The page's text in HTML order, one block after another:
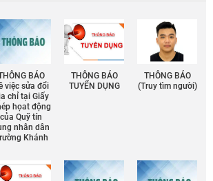
BÁO
việc sửa đổi
chỉ tại Giấy
họat động
của Quỹ tín
nhân dân
Khánh
THÔNG BÁO
TUYỂN DỤNG
THÔNG BÁO
(Truy tìm người)